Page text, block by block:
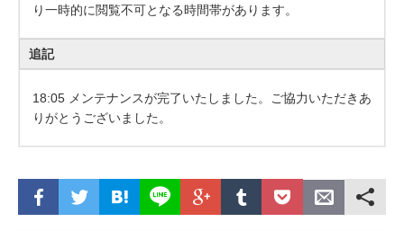
り一時的に閲覧不可となる時間帯があります。
追記
18:05 メンテナンスが完了いたしました。ご協力いただきあ
りがとうございました。